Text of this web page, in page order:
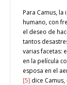
Para Camus,
humano, con
el deseo de
tantos
varias facetas:
en la película
esposa en el
[5] dice